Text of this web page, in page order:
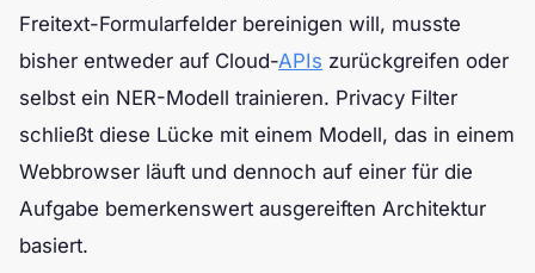
Freitext-Formularfelder bereinigen will, musste
bisher entweder auf Cloud-APIs zurückgreifen oder
selbst ein NER-Modell trainieren. Privacy Filter
schließt diese Lücke mit einem Modell, das in einem
Webbrowser läuft und dennoch auf einer für die
Aufgabe bemerkenswert ausgereiften Architektur
basiert.